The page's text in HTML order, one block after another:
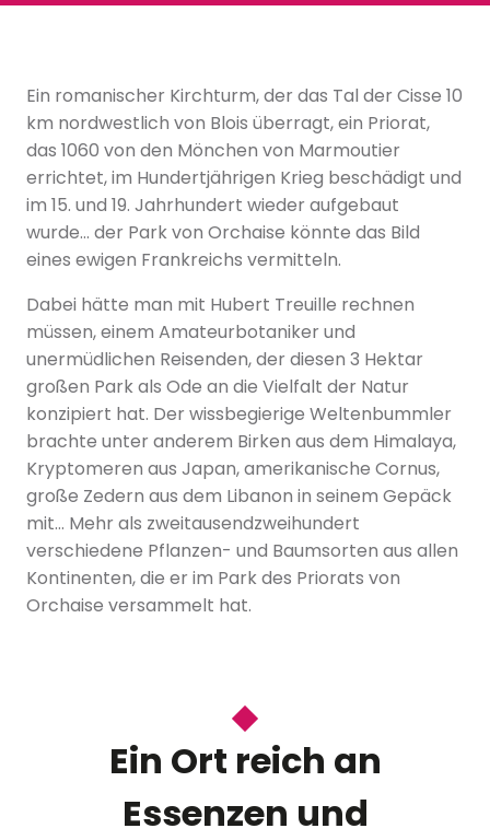
Ein romanischer Kirchturm, der das Tal der Cisse 10
km nordwestlich von Blois überragt, ein Priorat,
das 1060 von den Mönchen von Marmoutier
errichtet, im Hundertjährigen Krieg beschädigt und
im 15. und 19. Jahrhundert wieder aufgebaut
wurde… der Park von Orchaise könnte das Bild
eines ewigen Frankreichs vermitteln.
Dabei hätte man mit Hubert Treuille rechnen
müssen, einem Amateurbotaniker und
unermüdlichen Reisenden, der diesen 3 Hektar
großen Park als Ode an die Vielfalt der Natur
konzipiert hat. Der wissbegierige Weltenbummler
brachte unter anderem Birken aus dem Himalaya,
Kryptomeren aus Japan, amerikanische Cornus,
große Zedern aus dem Libanon in seinem Gepäck
mit… Mehr als zweitausendzweihundert
verschiedene Pflanzen- und Baumsorten aus allen
Kontinenten, die er im Park des Priorats von
Orchaise versammelt hat.
Ein Ort reich an
Essenzen und